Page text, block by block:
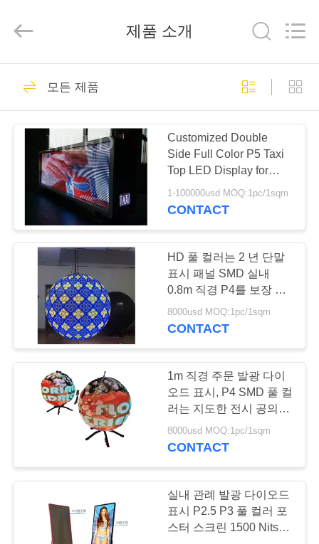
제
리
여
행
co.,
Led 광고 판 디스플
레이
야외 풀 컬러 Led 디
스플레이
95
실내 led 스크린
108
65
제품 소개
모든 제품
Customized Double
Side Full Color P5 Taxi
Top LED Display for
Outdoor
1-100000usd MOQ:1pc/1sqm
CONTACT
HD 풀 컬러는 2 년 단말
표시 패널 SMD 실내
0.8m 직경 P4를 보장 지
도했습니다
8000usd MOQ:1pc/1sqm
CONTACT
1m 직경 주문 발광 다이
오드 표시, P4 SMD 풀 컬
러는 지도한 전시 공의 둘
레에 구부렸습니다
8000usd MOQ:1pc/1sqm
CONTACT
실내 관례 발광 다이오드
표시 P2.5 P3 풀 컬러 포
스터 스크린 1500 Nits 광